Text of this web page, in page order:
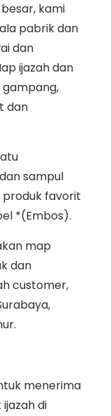
kami
pabrik dan
dan
ijazah dan
dan
sampul
favorit
*(Embos).
map
dan
customer,
menerima
di